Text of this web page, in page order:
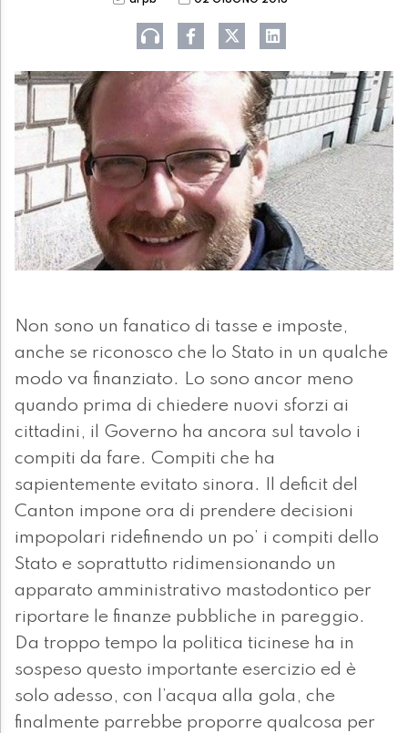
Non sono un fanatico di tasse e imposte,
anche se riconosco che lo Stato in un qualche
modo va finanziato. Lo sono ancor meno
quando prima di chiedere nuovi sforzi ai
cittadini, il Governo ha ancora sul tavolo i
compiti da fare. Compiti che ha
sapientemente evitato sinora. Il deficit del
Canton impone ora di prendere decisioni
impopolari ridefinendo un po’ i compiti dello
Stato e soprattutto ridimensionando un
apparato amministrativo mastodontico per
riportare le finanze pubbliche in pareggio.
Da troppo tempo la politica ticinese ha in
sospeso questo importante esercizio ed è
solo adesso, con l’acqua alla gola, che
finalmente parrebbe proporre qualcosa per